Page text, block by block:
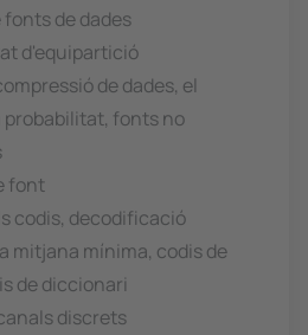
de dades
d'equipartició
de dades, el
fonts no
font
codis, decodificació
mitjana mínima, codis de
de diccionari
discrets